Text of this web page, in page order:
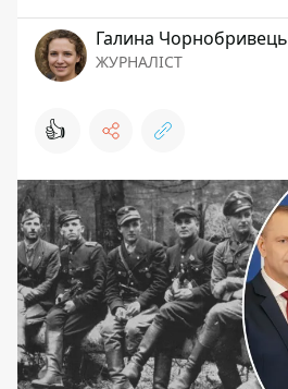
Галина Чорнобривець
ЖУРНАЛІСТ
👍